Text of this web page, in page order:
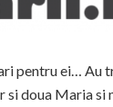
pentru ei…
doua Maria si